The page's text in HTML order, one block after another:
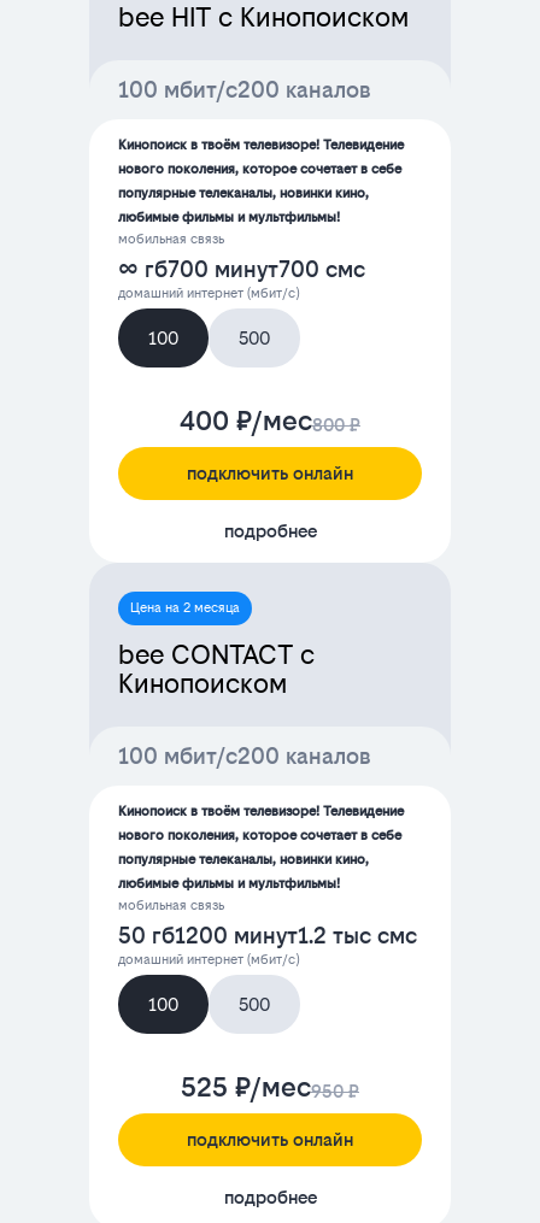
bee HIT с Кинопоиском
100 мбит/с200 каналов
Кинопоиск в твоём телевизоре! Телевидение
нового поколения, которое сочетает в себе
популярные телеканалы, новинки кино,
любимые фильмы и мультфильмы!
мобильная связь
∞ гб700 минут700 смс
домашний интернет (мбит/с)
100 500
400 ₽/мес800 ₽
подключить онлайн
подробнее
Цена на 2 месяца
bee CONTACT с
Кинопоиском
100 мбит/с200 каналов
Кинопоиск в твоём телевизоре! Телевидение
нового поколения, которое сочетает в себе
популярные телеканалы, новинки кино,
любимые фильмы и мультфильмы!
мобильная связь
50 гб1200 минут1.2 тыс смс
домашний интернет (мбит/с)
100 500
525 ₽/мес950 ₽
подключить онлайн
подробнее